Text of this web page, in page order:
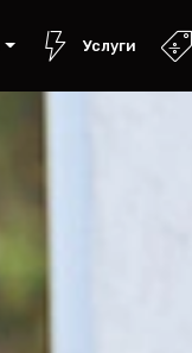
Услуги